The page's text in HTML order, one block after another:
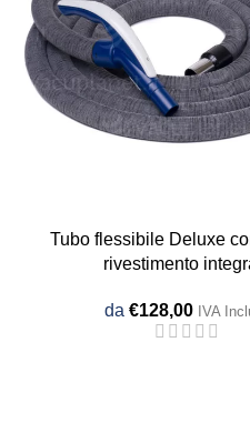
Tubo flessibile Deluxe
rivestimento
da €128,00 IVA